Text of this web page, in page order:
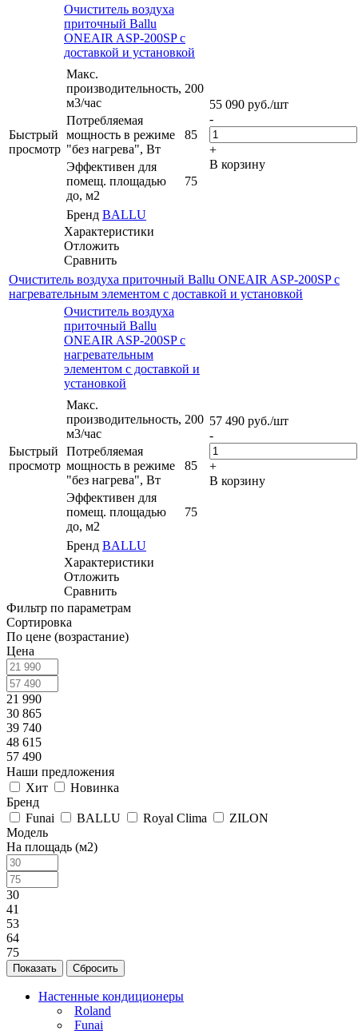
Быстрый
просмотр
Очиститель воздуха
приточный Ballu
ONEAIR ASP-200SP с
доставкой и установкой
Макс.
производительность,
м3/час
200
Потребляемая
мощность в режиме
"без нагрева", Вт
85
Эффективен для
помещ. площадью
до, м2
75
Бренд BALLU
Характеристики
Отложить
Сравнить
55 090 руб./шт
-
+
В корзину
Очиститель воздуха приточный Ballu ONEAIR ASP-200SP с
нагревательным элементом с доставкой и установкой
Быстрый
просмотр
Очиститель воздуха
приточный Ballu
ONEAIR ASP-200SP с
нагревательным
элементом с доставкой и
установкой
Макс.
производительность,
м3/час
200
Потребляемая
мощность в режиме
"без нагрева", Вт
85
Эффективен для
помещ. площадью
до, м2
75
Бренд BALLU
Характеристики
Отложить
Сравнить
57 490 руб./шт
-
+
В корзину
Фильтр по параметрам
Сортировка
По цене (возрастание)
Цена
21 990
30 865
39 740
48 615
57 490
Наши предложения
Хит
Новинка
Бренд
Funai
BALLU Royal Clima
ZILON
Модель
На площадь (м2)
30
41
53
64
75
Сбросить
Настенные кондиционеры
Roland
Funai